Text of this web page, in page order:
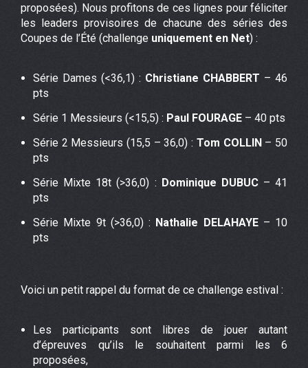
proposées). Nous profitons de ces lignes pour féliciter
les leaders provisoires de chacune des séries des
Coupes de l’Été (challenge uniquement en Net) :
Série Dames (<36,1) : Christiane CHABBERT – 46
pts
Série 1 Messieurs (<15,5) : Paul FOURAGE – 40 pts
Série 2 Messieurs (15,5 – 36,0) : Tom COLLIN– 50
pts
Série Mixte 18t (>36,0) : Dominique DUBUC– 41
pts
Série Mixte 9t (>36,0) : Nathalie DELAHAYE– 10
pts
Voici un petit rappel du format de ce challenge estival :
Les participants sont libres de jouer autant
d’épreuves qu’ils le souhaitent parmi les 6
proposées,